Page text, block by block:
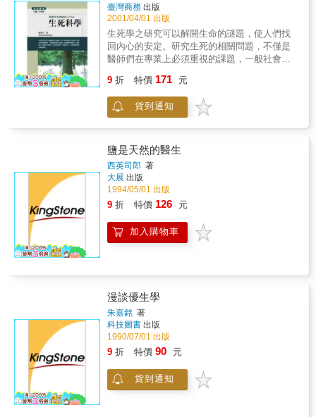
臺灣商務 出版
2001/04/01 出版
生死學之研究可以解開生命的謎題，使人們找
回內心的安定。研究生死的相關問題，不僅是
醫師們在專業上必須重視的課題，一般社會人
一世紀世界性的風潮與焦點。 這是一本談
論生死奧祕的入門書，以淺顯易懂的詞句，闡
述生死與科學之間的關連，沒有專業背景的人
論，乃當今最接近生死真相的鉅著。書中羅列
醫學、大腦科學、宇宙科學、物理學、生命科
學、心理學、太空生物學、超心理學、靈魂現
象研究等九大系統與生死相關的最新資料，內
容翔實，立論中肯，為生死學教育開創了一條
嶄新道路，也提供給徬徨空虛的人們一帖清新
踏實的妙方。
9 折 特價 171 元
貨到通知
鹽是天然的醫生
西英司郎 著
大展 出版
1994/05/01 出版
9 折 特價 126 元
加入購物車
漫談優生學
朱嘉銘 著
科技圖書 出版
1990/07/01 出版
9 折 特價 90 元
貨到通知